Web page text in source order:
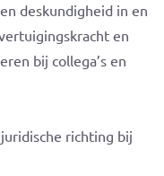
deskundigheid in en
en
bij collega’s en
richting bij